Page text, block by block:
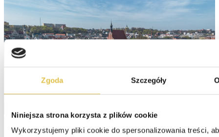
Zgoda Szczegóły
Niniejsza strona korzysta z plików cookie
Wykorzystujemy pliki cookie do spersonalizowania treści,